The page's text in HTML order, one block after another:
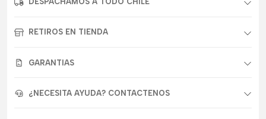
RETIROS EN TIENDA
GARANTIAS
¿NECESITA AYUDA? CONTACTENOS